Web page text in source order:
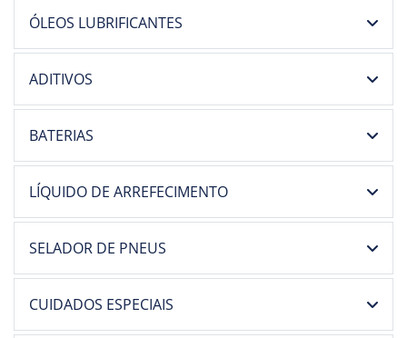
ADITIVOS
BATERIAS
LÍQUIDO DE ARREFECIMENTO
SELADOR DE PNEUS
CUIDADOS ESPECIAIS
TINTAS